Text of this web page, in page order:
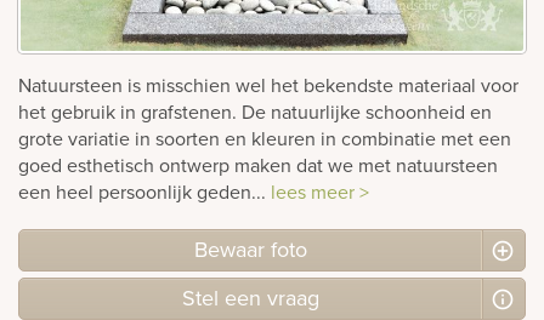
Bekijk
Natuursteen is misschien wel het bekendste materiaal voor
het gebruik in grafstenen. De natuurlijke schoonheid en
grote variatie in soorten en kleuren in combinatie met een
goed esthetisch ontwerp maken dat we met natuursteen
een heel persoonlijk geden... lees meer >
Bewaar foto
Stel een vraag